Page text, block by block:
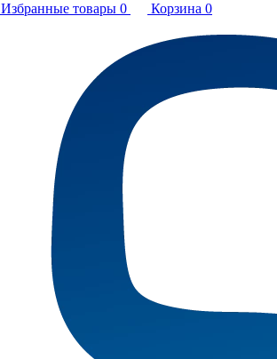
Избранные товары 0 Корзина 0